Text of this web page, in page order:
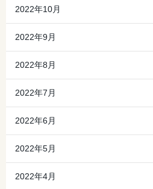
2022年10月
2022年9月
2022年8月
2022年7月
2022年6月
2022年5月
2022年4月